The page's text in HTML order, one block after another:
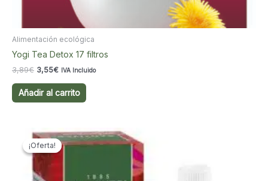
Alimentación ecológica
Yogi Tea Detox 17 filtros
3,89€ El
original
era:
3,55€El
actual
es:
IVA Incluido
Añadir al carrito
¡Oferta!
¡Oferta!